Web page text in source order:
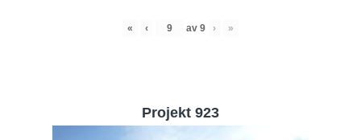
« ‹ av 9 › »
Projekt 923